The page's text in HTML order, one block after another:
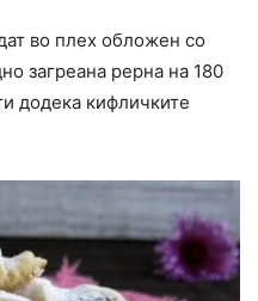
во плех обложен со
загреана рерна на 180
додека кифличките